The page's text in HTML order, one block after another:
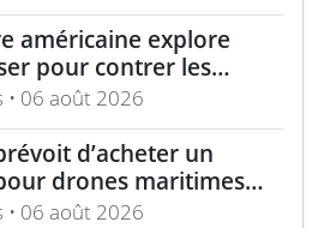
américaine explore
pour contrer les
• 06 août 2026
d’acheter un
drones maritimes
• 06 août 2026